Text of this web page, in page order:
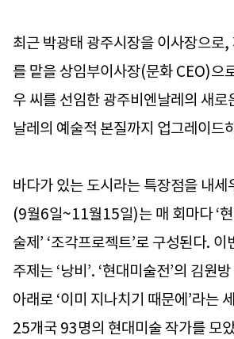
최근 박광태 광주시장을 이사장으로
를 맡을 상임부이사장(문화 CEO)으
우 씨를 선임한 광주비엔날레의 새로
날레의 예술적 본질까지 업그레이드
바다가 있는 도시라는 특장점을 내세
(9월6일~11월15일)는 매 회마다 ‘현
술제’ ‘조각프로젝트’로 구성된다. 이
주제는 ‘낭비’. ‘현대미술전’의 김원
아래로 ‘이미 지나치기 때문에’라는
25개국 93명의 현대미술 작가를 모